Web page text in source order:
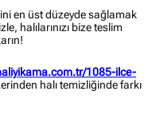
en üst düzeyde sağlamak
halılarınızı bize teslim
1085-ilce-
halı temizliğinde farkı